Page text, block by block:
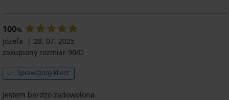
100%
Józefa
28. 07. 2025
zakupiony rozmiar 90/D
Sprawdzony klient
Jestem bardzo zadowolona